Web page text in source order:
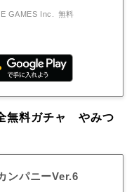
GAMES Inc. 無料
無料ガチャ やみつ
ンパニーVer.6